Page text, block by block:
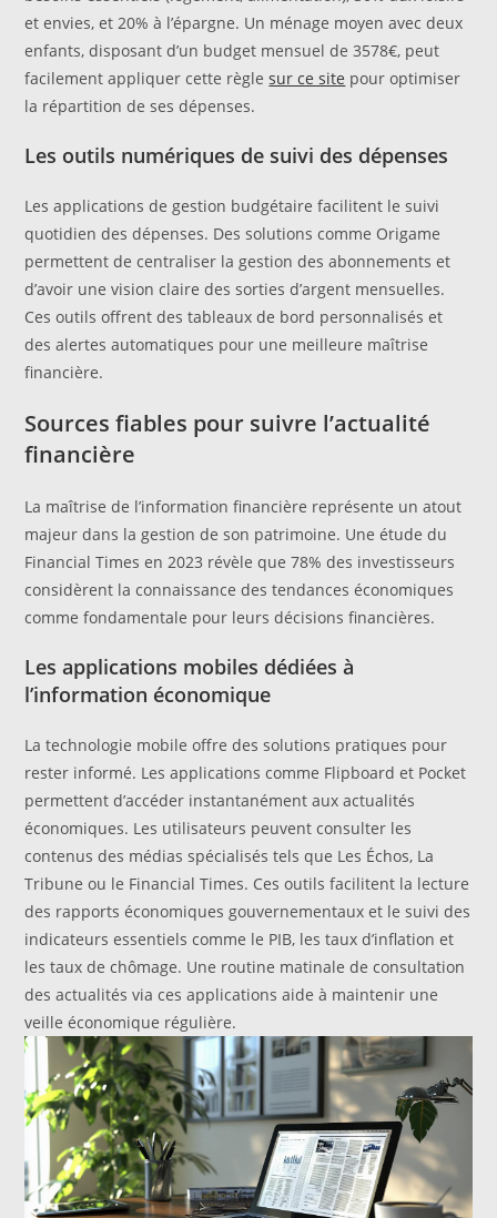
et envies, et 20% à l’épargne. Un ménage moyen avec deux
enfants, disposant d’un budget mensuel de 3578€, peut
facilement appliquer cette règlesur ce site pour optimiser
la répartition de ses dépenses.
Les outils numériques de suivi des dépenses
Les applications de gestion budgétaire facilitent le suivi
quotidien des dépenses. Des solutions comme Origame
permettent de centraliser la gestion des abonnements et
d’avoir une vision claire des sorties d’argent mensuelles.
Ces outils offrent des tableaux de bord personnalisés et
des alertes automatiques pour une meilleure maîtrise
financière.
Sources fiables pour suivre l’actualité
financière
La maîtrise de l’information financière représente un atout
majeur dans la gestion de son patrimoine. Une étude du
Financial Times en 2023 révèle que 78% des investisseurs
considèrent la connaissance des tendances économiques
comme fondamentale pour leurs décisions financières.
Les applications mobiles dédiées à
l’information économique
La technologie mobile offre des solutions pratiques pour
rester informé. Les applications comme Flipboard et Pocket
permettent d’accéder instantanément aux actualités
économiques. Les utilisateurs peuvent consulter les
contenus des médias spécialisés tels que Les Échos, La
Tribune ou le Financial Times. Ces outils facilitent la lecture
des rapports économiques gouvernementaux et le suivi des
indicateurs essentiels comme le PIB, les taux d’inflation et
les taux de chômage. Une routine matinale de consultation
des actualités via ces applications aide à maintenir une
veille économique régulière.